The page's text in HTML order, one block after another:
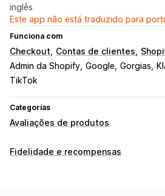
inglês
Este app não está traduzido para
Funciona com
Checkout Contas de clientes
Admin da Shopify Google Gorgias
TikTok
Categorias
Avaliações de produtos
Opções de exibição
Fidelidade e recompensas